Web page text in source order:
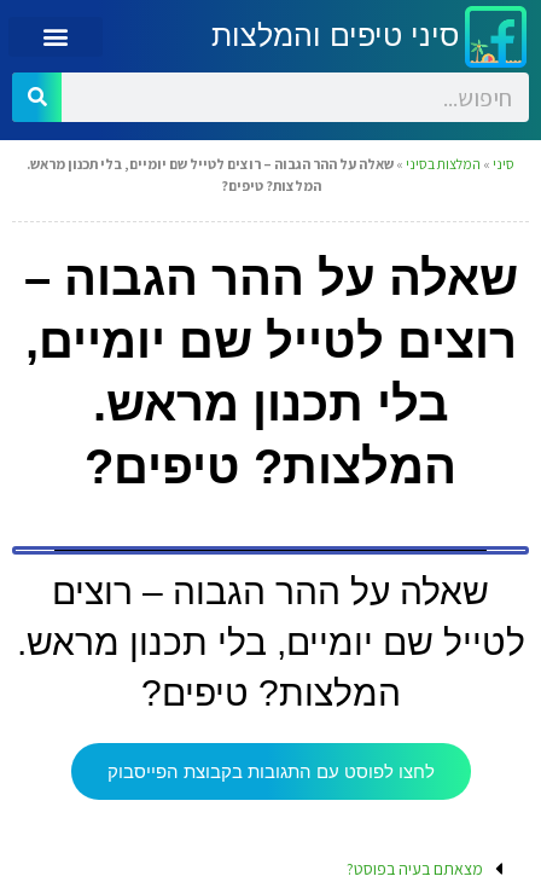
סיני טיפים והמלצות
סיני » המלצות בסיני » שאלה על ההר הגבוה – רוצים לטייל שם יומיים, בלי תכנון מראש.
המלצות? טיפים?
שאלה על ההר הגבוה –
רוצים לטייל שם יומיים,
בלי תכנון מראש.
המלצות? טיפים?
שאלה על ההר הגבוה – רוצים
לטייל שם יומיים, בלי תכנון מראש.
המלצות? טיפים?
לחצו לפוסט עם התגובות בקבוצת הפייסבוק
מצאתם בעיה בפוסט?